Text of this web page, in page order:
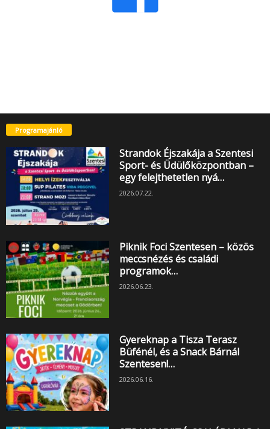
Programajánló
Strandok Éjszakája a Szentesi
Sport- és Üdülőközpontban –
egy felejthetetlen nyá…
2026.07.22.
Piknik Foci Szentesen – közös
meccsnézés és családi
programok…
2026.06.23.
Gyereknap a Tisza Terasz
Büfénél, és a Snack Bárnál
Szentesen!…
2026.06.16.